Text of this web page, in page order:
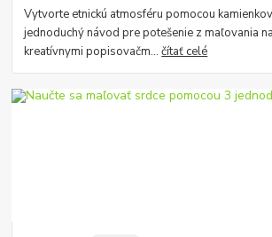
Vytvorte etnickú atmosféru pomocou
jednoduchý návod pre potešenie z maľovania
kreatívnymi popisovačm...čítať celé